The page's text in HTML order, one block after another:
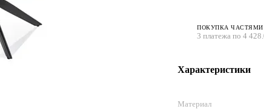
ПОКУПКА ЧАСТЯМИ
3 платежа по 4
Характеристики
Материал